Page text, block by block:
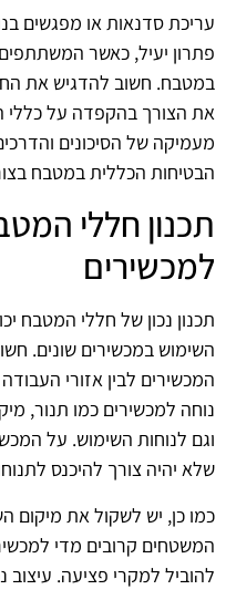
עריכת סדנאות או מפגשים
פתרון יעיל, כאשר
במטבח. חשוב להדגיש את
את הצורך בהקפדה על כללי
מעמיקה של הסיכונים
הבטיחות הכללית במטבח
תכנון חללי
למכשירים
תכנון נכון של חללי המטבח
השימוש במכשירים שונים.
המכשירים לבין אזורי
נוחה למכשירים כמו תנור,
וגם לנוחות השימוש. על
שלא יהיה צורך להיכנס
כמו כן, יש לשקול את מיקום
המשטחים קרובים מדי
להוביל למקרי פציעה. עיצוב